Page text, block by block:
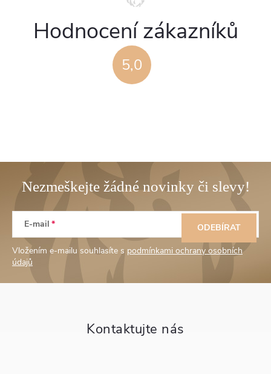
5,0
Hodnocení zákazníků
Z
p
E-mail
Vložením e-mailu souhlasíte s podmínkami ochrany osobních
údajů
ODEBÍRAT